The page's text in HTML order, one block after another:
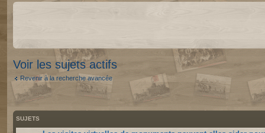
Voir les sujets actifs
Revenir à la recherche avancée
SUJETS